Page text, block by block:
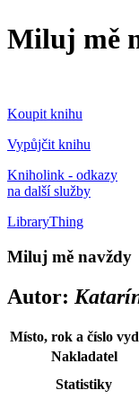
Miluj mě
Koupit knihu
Vypůjčit knihu
Kniholink - odkazy
na další služby
LibraryThing
Miluj mě navždy
Autor:
Místo, rok a číslo
Nakladatel
Statistiky